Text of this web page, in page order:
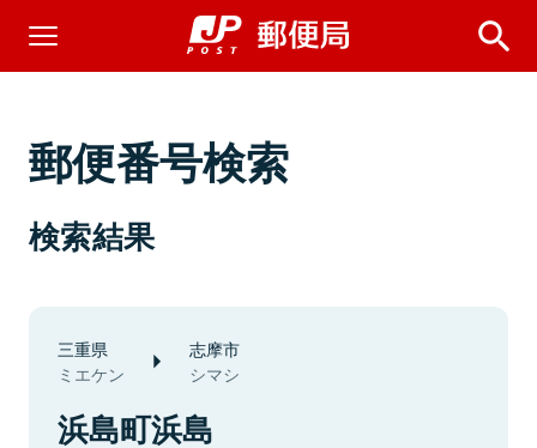
郵便番号検索
検索結果
三重県
ミエケン
志摩市
シマシ
浜島町浜島